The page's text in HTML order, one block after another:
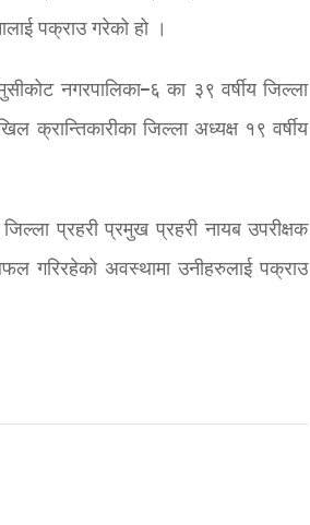
पक्राउ गरेको हो ।
नगरपालिका–६ का ३९ वर्षीय जिल्ला
क्रान्तिकारीका जिल्ला अध्यक्ष १९ वर्षीय
जिल्ला प्रहरी प्रमुख प्रहरी नायब उपरीक्षक
गरिरहेको अवस्थामा उनीहरुलाई पक्राउ